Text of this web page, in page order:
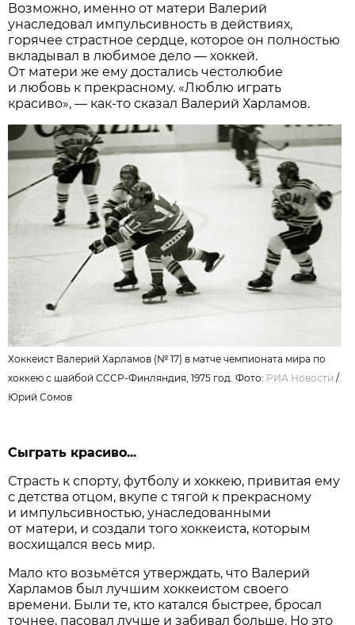
Возможно, именно от матери Валерий
унаследовал импульсивность в действиях,
горячее страстное сердце, которое он полностью
вкладывал в любимое дело — хоккей.
От матери же ему достались честолюбие
и любовь к прекрасному. «Люблю играть
красиво», — как-то сказал Валерий Харламов.
Хоккеист Валерий Харламов (№ 17) в матче чемпионата мира по
хоккею с шайбой СССР-Финляндия, 1975 год. Фото: РИА Новости /
Юрий Сомов
Сыграть красиво...
Страсть к спорту, футболу и хоккею, привитая ему
с детства отцом, вкупе с тягой к прекрасному
и импульсивностью, унаследованными
от матери, и создали того хоккеиста, которым
восхищался весь мир.
Мало кто возьмётся утверждать, что Валерий
Харламов был лучшим хоккеистом своего
времени. Были те, кто катался быстрее, бросал
точнее, пасовал лучше и забивал больше. Но это